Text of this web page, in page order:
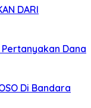
DARI
Dana
Di Bandara